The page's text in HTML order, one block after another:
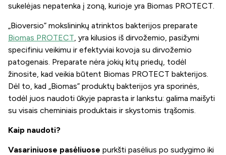
sukelėjas nepatenka į zoną, kurioje yra Biomas PROTECT.
„Bioversio” mokslininkų atrinktos bakterijos preparate
Biomas PROTECT, yra kilusios iš dirvožemio, pasižymi
specifiniu veikimu ir efektyviai kovoja su dirvožemio
patogenais. Preparate nėra jokių kitų priedų, todėl
žinosite, kad veikia būtent Biomas PROTECT bakterijos.
Dėl to, kad „Biomas” produktų bakterijos yra sporinės,
todėl juos naudoti ūkyje paprasta ir lankstu: galima maišyti
su visais cheminiais produktais ir skystomis trąšomis.
Kaip naudoti?
Vasariniuose pasėliuose purkšti pasėlius po sudygimo iki